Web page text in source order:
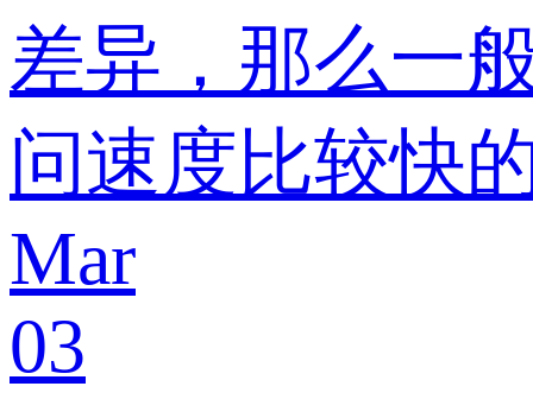
差异，那么一
问速度比较快
Mar
03